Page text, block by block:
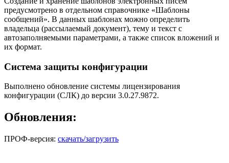
предусмотрено в отдельном справочнике «Шаблоны
сообщений». В данных шаблонах можно определить
владельца (рассылаемый документ), тему и текст с
автозаполняемыми параметрами, а также список вложений и
их формат.
Система защиты конфигурации
Выполнено обновление системы лицензирования
конфигурации (СЛК) до версии 3.0.27.9872.
Обновления:
ПРОФ-версия: скачать/загрузить